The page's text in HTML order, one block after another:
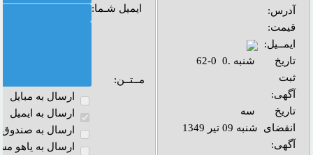
آدرس:
قیمت:
ایمــیل:
تاریخ
ثبت
آگهی:
شنبه .0 0-62
تاریخ
انقضای
آگهی:
سه
شنبه 09 تیر 1349
ایمیل شـما:
مــتــن:
ارسال به مبايل
ارسال به ايميل
ارسال به صندوق
ارسال به ياهو